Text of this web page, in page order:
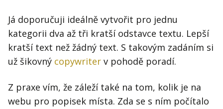
Já doporučuji ideálně vytvořit pro jednu
kategorii dva až tři kratší odstavce textu. Lepší
kratší text než žádný text. S takovým zadáním si
už šikovný copywriter v pohodě poradí.
Z praxe vím, že záleží také na tom, kolik je na
webu pro popisek místa. Zda se s ním počítalo